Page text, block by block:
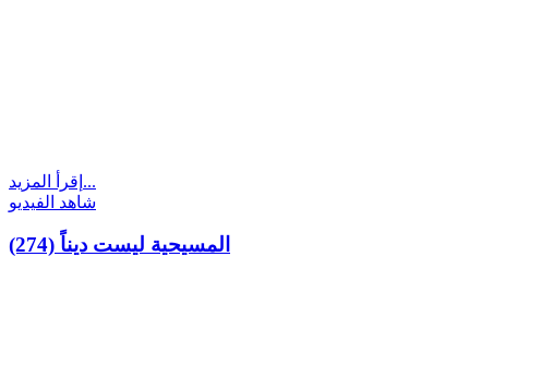
إقرأ المزيد...
شاهد الفيديو
(274) المسيحية ليست ديناً